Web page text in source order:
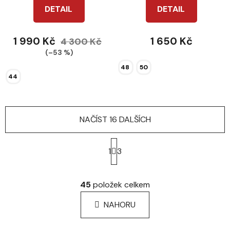
DETAIL
1 990 Kč 4 300 Kč
(–53 %)
44
DETAIL
1 650 Kč
48 50
O
v
l
á
NAČÍST 16 DALŠÍCH
S
t
r
á
k
o
v
á
1 3
45položek celkem
NAHORU